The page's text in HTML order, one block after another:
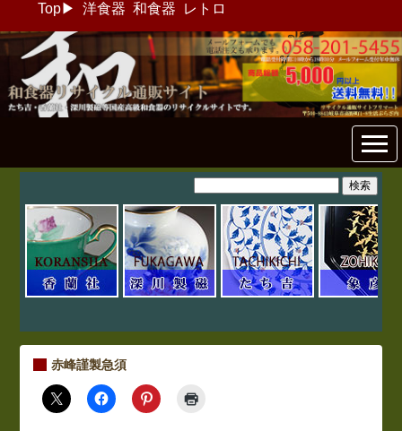
Top▶ 洋食器 和食器 レトロ
和食器リサイクル通販専門店
フリマート
赤峰謹製急須